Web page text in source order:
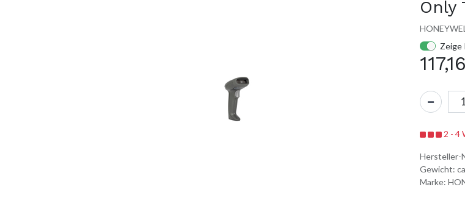
Only
Zeige
117,16
2 - 4
Hersteller-
Gewicht:
Marke: